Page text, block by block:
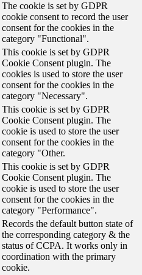
The cookie is set by GDPR
cookie consent to record the user
consent for the cookies in the
category "Functional".
This cookie is set by GDPR
Cookie Consent plugin. The
cookies is used to store the user
consent for the cookies in the
category "Necessary".
This cookie is set by GDPR
Cookie Consent plugin. The
cookie is used to store the user
consent for the cookies in the
category "Other.
This cookie is set by GDPR
Cookie Consent plugin. The
cookie is used to store the user
consent for the cookies in the
category "Performance".
Records the default button state of
the corresponding category & the
status of CCPA. It works only in
coordination with the primary
cookie.